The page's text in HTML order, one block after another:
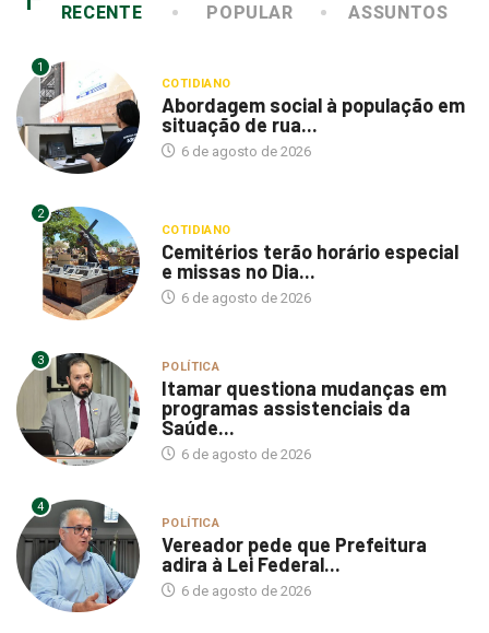
RECENTE POPULAR ASSUNTOS
1
COTIDIANO
Abordagem social à população em
situação de rua...
6 de agosto de 2026
2
COTIDIANO
Cemitérios terão horário especial
e missas no Dia...
6 de agosto de 2026
3 POLÍTICA
Itamar questiona mudanças em
programas assistenciais da
Saúde...
6 de agosto de 2026
4
POLÍTICA
Vereador pede que Prefeitura
adira à Lei Federal...
6 de agosto de 2026